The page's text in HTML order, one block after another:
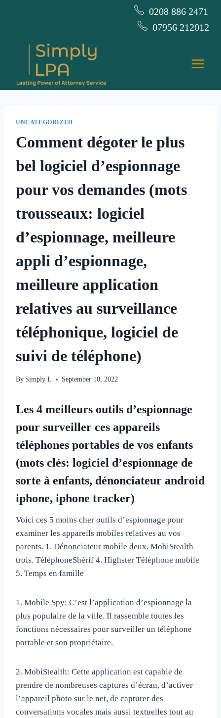
0208 886 2471
07956 212012
UNCATEGORIZED
Comment dégoter le plus
bel logiciel d’espionnage
pour vos demandes (mots
trousseaux: logiciel
d’espionnage, meilleure
appli d’espionnage,
meilleure application
relatives au surveillance
téléphonique, logiciel de
suivi de téléphone)
By Simply L September 10, 2022
Les 4 meilleurs outils d’espionnage
pour surveiller ces appareils
téléphones portables de vos enfants
(mots clés: logiciel d’espionnage de
sorte à enfants, dénonciateur android
iphone, iphone tracker)
Voici ces 5 moins cher outils d’espionnage pour
examiner les appareils mobiles relatives au vos
parents. 1. Dénonciateur mobile deux. MobiStealth
trois. TéléphoneShérif 4. Highster Téléphone mobile
5. Temps en famille
1. Mobile Spy: C’est l’application d’espionnage la
plus populaire de la ville. Il rassemble toutes les
fonctions nécessaires pour surveiller un téléphone
portable et son propriétaire.
2. MobiStealth: Cette application est capable de
prendre de nombreuses captures d’écran, d’activer
l’appareil photo sur le net, de capturer des
conversations vocales mais aussi textuelles tout au